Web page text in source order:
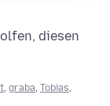
diesen
graba Tobias